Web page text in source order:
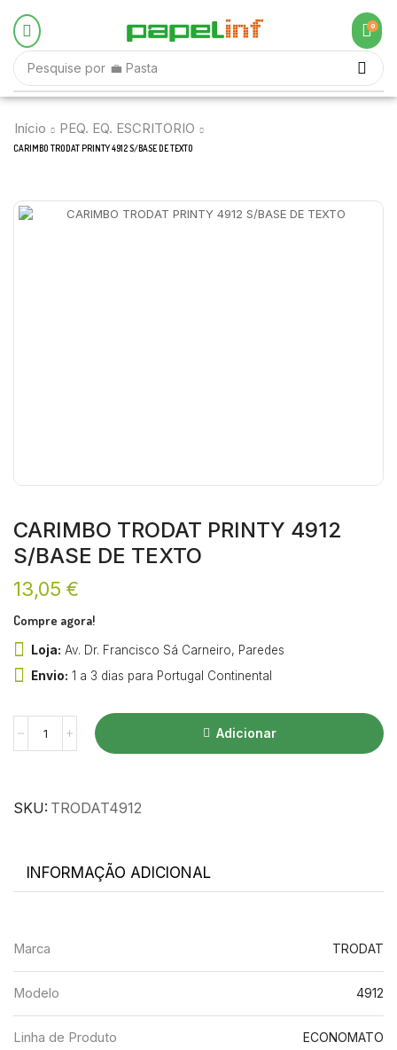
Pesquise por 💼 Pasta
0
Início PEQ. EQ. ESCRITORIO
CARIMBO TRODAT PRINTY 4912 S/BASE DE TEXTO
CARIMBO TRODAT PRINTY 4912
S/BASE DE TEXTO
13,05 €
Compre agora!
Loja: Av. Dr. Francisco Sá Carneiro, Paredes
Envio: 1 a 3 dias para Portugal Continental
Adicionar
SKU: TRODAT4912
INFORMAÇÃO ADICIONAL
Marca TRODAT
Modelo 4912
Linha de Produto ECONOMATO